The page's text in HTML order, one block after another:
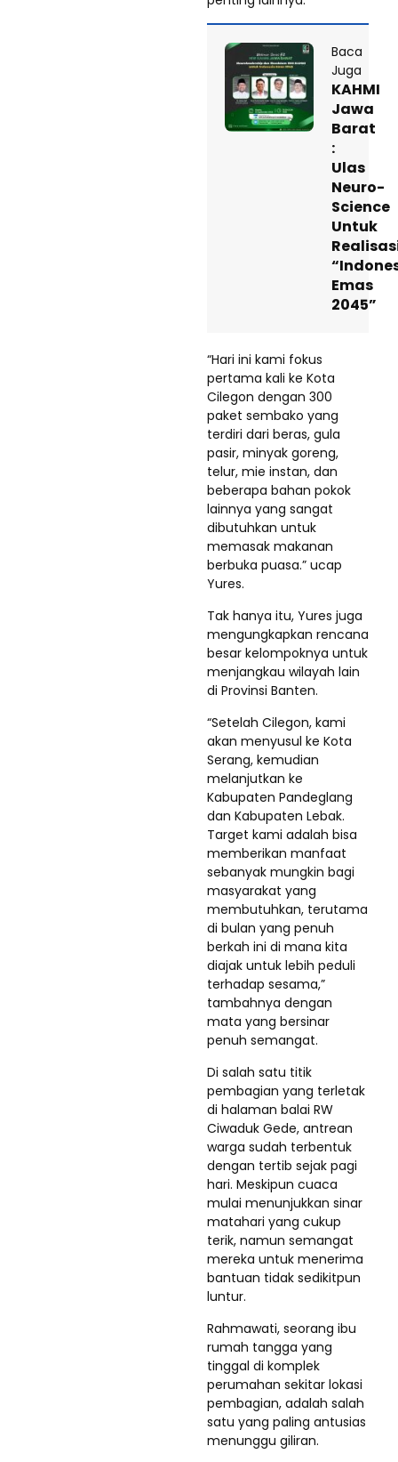
Baca
Juga
KAHMI
Jawa
Barat
:
Ulas
Neuro-
Science
Untuk
Emas
2045”
“Hari ini kami fokus
pertama kali ke Kota
Cilegon dengan 300
paket sembako yang
terdiri dari beras, gula
pasir, minyak goreng,
telur, mie instan, dan
beberapa bahan pokok
lainnya yang sangat
dibutuhkan untuk
memasak makanan
berbuka puasa.” ucap
Yures.
Tak hanya itu, Yures juga
mengungkapkan rencana
besar kelompoknya untuk
menjangkau wilayah lain
di Provinsi Banten.
“Setelah Cilegon, kami
akan menyusul ke Kota
Serang, kemudian
melanjutkan ke
Kabupaten Pandeglang
dan Kabupaten Lebak.
Target kami adalah bisa
memberikan manfaat
sebanyak mungkin bagi
masyarakat yang
membutuhkan, terutama
di bulan yang penuh
berkah ini di mana kita
diajak untuk lebih peduli
terhadap sesama,”
tambahnya dengan
mata yang bersinar
penuh semangat.
Di salah satu titik
pembagian yang terletak
di halaman balai RW
Ciwaduk Gede, antrean
warga sudah terbentuk
dengan tertib sejak pagi
hari. Meskipun cuaca
mulai menunjukkan sinar
matahari yang cukup
terik, namun semangat
mereka untuk menerima
bantuan tidak sedikitpun
luntur.
Rahmawati, seorang ibu
rumah tangga yang
tinggal di komplek
perumahan sekitar lokasi
pembagian, adalah salah
satu yang paling antusias
menunggu giliran.